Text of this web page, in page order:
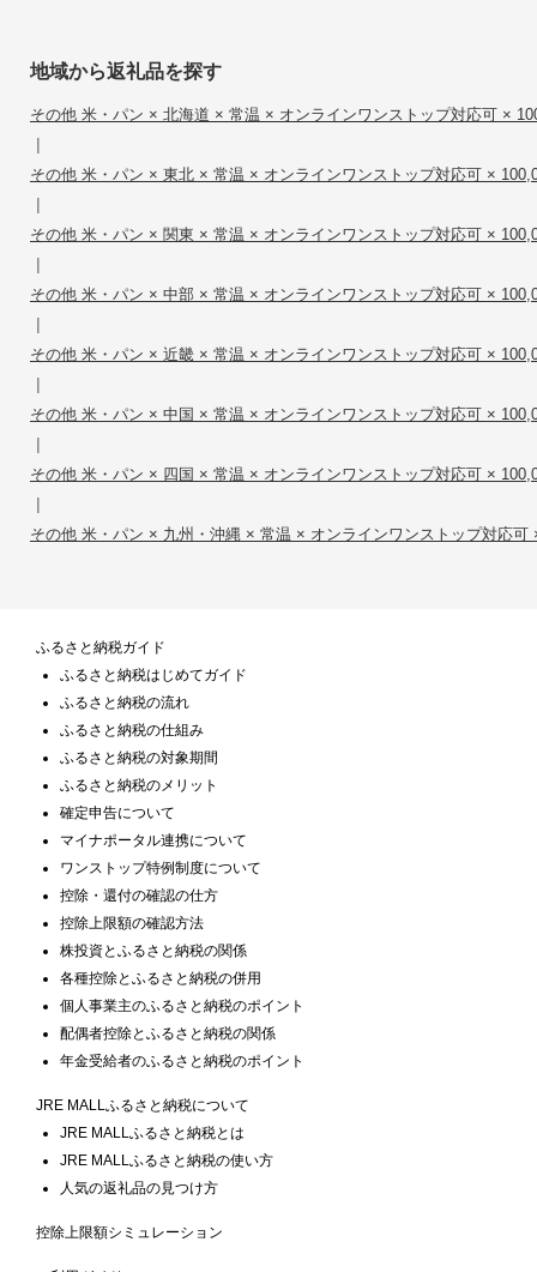
地域から返礼品を探す
その他 米・パン × 北海道 × 常温 × オンラインワンストップ対応可 ×
|
その他 米・パン × 東北 × 常温 × オンラインワンストップ対応可 ×
|
その他 米・パン × 関東 × 常温 × オンラインワンストップ対応可 ×
|
その他 米・パン × 中部 × 常温 × オンラインワンストップ対応可 ×
|
その他 米・パン × 近畿 × 常温 × オンラインワンストップ対応可 ×
|
その他 米・パン × 中国 × 常温 × オンラインワンストップ対応可 ×
|
その他 米・パン × 四国 × 常温 × オンラインワンストップ対応可 ×
|
その他 米・パン × 九州・沖縄 × 常温 × オンラインワンストップ対応可
ふるさと納税ガイド
ふるさと納税はじめてガイド
ふるさと納税の流れ
ふるさと納税の仕組み
ふるさと納税の対象期間
ふるさと納税のメリット
確定申告について
マイナポータル連携について
ワンストップ特例制度について
控除・還付の確認の仕方
控除上限額の確認方法
株投資とふるさと納税の関係
各種控除とふるさと納税の併用
個人事業主のふるさと納税のポイント
配偶者控除とふるさと納税の関係
年金受給者のふるさと納税のポイント
JRE MALLふるさと納税について
JRE MALLふるさと納税とは
JRE MALLふるさと納税の使い方
人気の返礼品の見つけ方
控除上限額シミュレーション